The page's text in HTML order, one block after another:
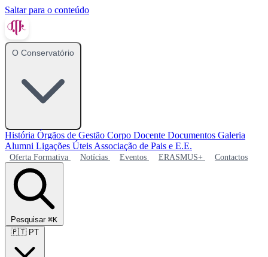
Saltar para o conteúdo
O Conservatório
História Órgãos de Gestão Corpo Docente Documentos Galeria
Alumni Ligações Úteis Associação de Pais e E.E.
Oferta Formativa Notícias Eventos ERASMUS+ Contactos
Pesquisar ⌘K
🇵🇹 PT